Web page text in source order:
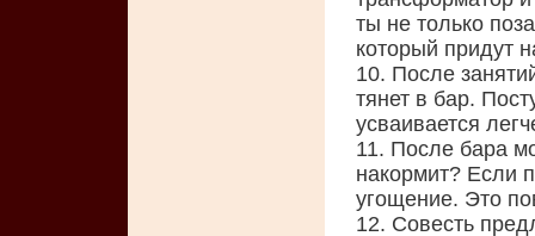
ты не только
который придут
10. После
тянет в бар.
усваивается
11. После бара
накормит? Если
угощение. Это
12. Совесть